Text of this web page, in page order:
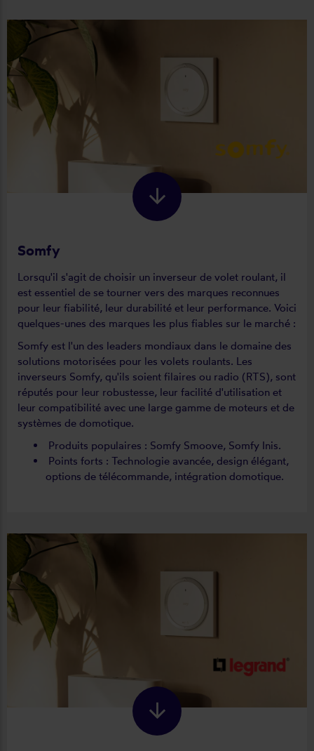
Somfy
Lorsqu'il s'agit de choisir un inverseur de volet roulant, il
est essentiel de se tourner vers des marques reconnues
pour leur fiabilité, leur durabilité et leur performance. Voici
quelques-unes des marques les plus fiables sur le marché :
Somfy est l'un des leaders mondiaux dans le domaine des
solutions motorisées pour les volets roulants. Les
inverseurs Somfy, qu'ils soient filaires ou radio (RTS), sont
réputés pour leur robustesse, leur facilité d'utilisation et
leur compatibilité avec une large gamme de moteurs et de
systèmes de domotique.
Produits populaires : Somfy Smoove, Somfy Inis.
Points forts : Technologie avancée, design élégant,
options de télécommande, intégration domotique.